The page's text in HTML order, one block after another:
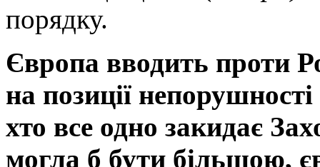
порядку.
Європа вводить проти
на позиції
хто все одно закидає
могла б бути більшою,